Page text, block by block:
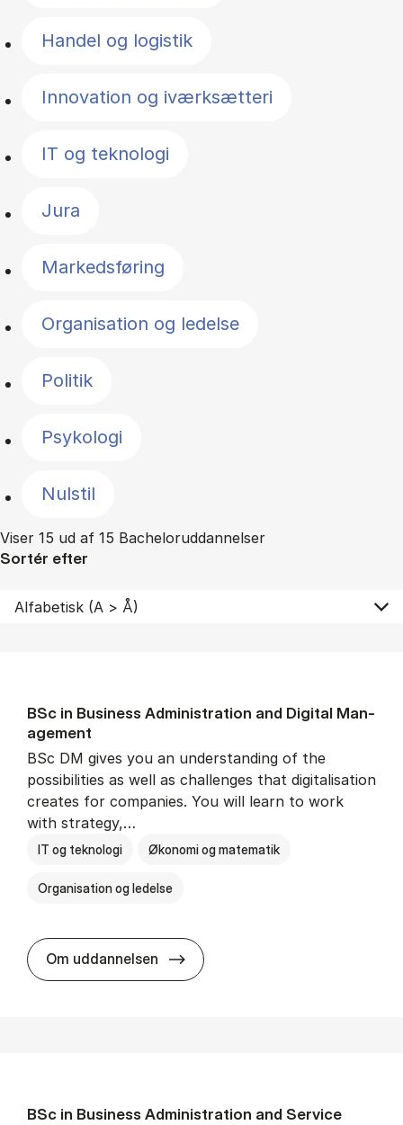
Handel og logistik
Innovation og iværksætteri
IT og teknologi
Jura
Markedsføring
Organisation og ledelse
Politik
Psykologi
Nulstil
Viser 15 ud af 15 Bacheloruddannelser
Sortér efter
BSc in Busi­ness Ad­min­is­tra­tion and Di­git­al Man­
age­ment
BSc DM gives you an understanding of the
possibilities as well as challenges that digitalisation
creates for companies. You will learn to work
with strategy,…
IT og teknologi Økonomi og matematik
Organisation og ledelse
Om uddannelsen BSc in Busi­ness Ad­min­is­tra­tion
BSc in Busi­ness Ad­min­is­tra­tion and Ser­vice